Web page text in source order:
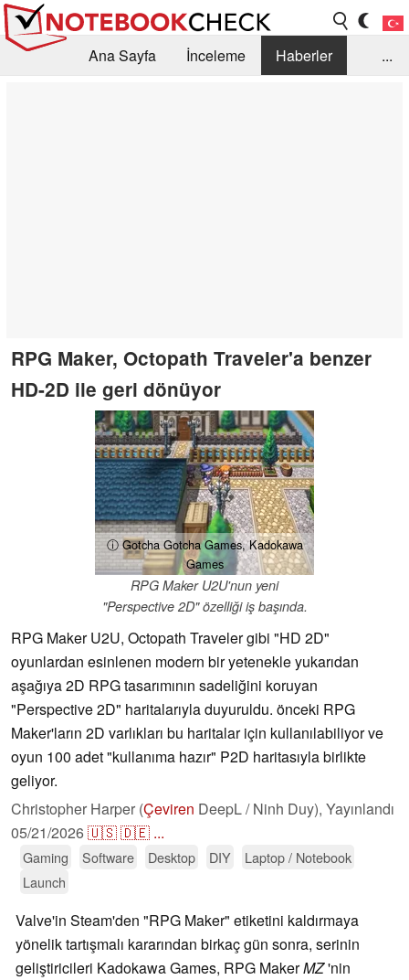
Ana Sayfa İnceleme
Haberler
...
RPG Maker, Octopath Traveler'a benzer
HD-2D ile geri dönüyor
ⓘ Gotcha Gotcha Games, Kadokawa
Games
RPG Maker U2U'nun yeni
"Perspective 2D" özelliği iş başında.
RPG Maker U2U, Octopath Traveler gibi "HD 2D"
oyunlardan esinlenen modern bir yetenekle yukarıdan
aşağıya 2D RPG tasarımının sadeliğini koruyan
"Perspective 2D" haritalarıyla duyuruldu. önceki RPG
Maker'ların 2D varlıkları bu haritalar için kullanılabiliyor ve
oyun 100 adet "kullanıma hazır" P2D haritasıyla birlikte
geliyor.
Christopher Harper (Çeviren DeepL / Ninh Duy), Yayınlandı
05/21/2026🇺🇸🇩🇪 ...
Gaming Software Desktop DIY
Laptop / Notebook
Launch
Valve'in Steam'den "RPG Maker" etiketini kaldırmaya
yönelik tartışmalı kararından birkaç gün sonra, serinin
geliştiricileri Kadokawa Games, RPG MakerMZ'nin